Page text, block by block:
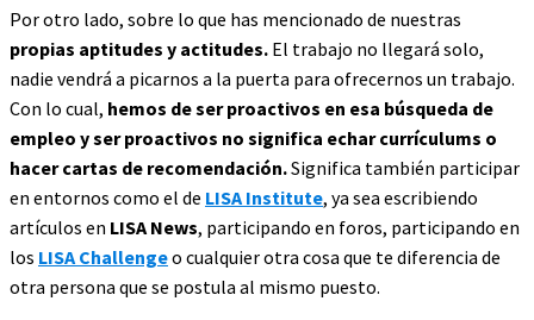
Por otro lado, sobre lo que has mencionado de nuestras
propias aptitudes y actitudes. El trabajo no llegará solo,
nadie vendrá a picarnos a la puerta para ofrecernos un trabajo.
Con lo cual, hemos de ser proactivos en esa búsqueda de
empleo y ser proactivos no significa echar currículums o
hacer cartas de recomendación.Significa también participar
en entornos como el de LISA Institute, ya sea escribiendo
artículos en LISA News, participando en foros, participando en
los LISA Challengeo cualquier otra cosa que te diferencia de
otra persona que se postula al mismo puesto.